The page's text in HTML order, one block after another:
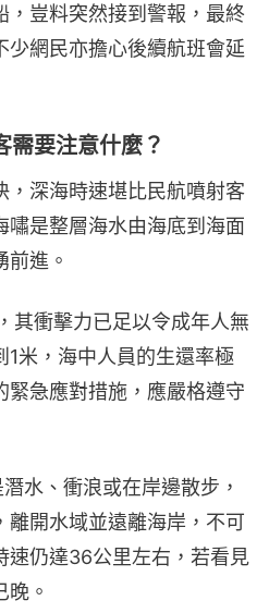
，豈料突然接到警報，最終
少網民亦擔心後續航班會延
需要注意什麼？
，深海時速堪比民航噴射客
嘯是整層海水由海底到海面
進。
其衝擊力已足以令成年人無
米，海中人員的生還率極
緊急應對措施，應嚴格遵守
水、衝浪或在岸邊散步，
離開水域並遠離海岸，不可
速仍達36公里左右，若看見
晚。